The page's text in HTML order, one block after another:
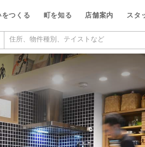
をつくる 町を知る 店舗案内 スタ
特集
平日の家探しで仲介手数料
新着物件お知らせメール
特集
ウィルの不動産買取
価格査定サービス
ポート お客さまの声（リフォーム）
ウィルの中古×リフォームの本
大阪府
池田市
箕面市
大阪府
箕面営業所
豊中営業所
デザイン・コンサルティン
ウィルスタジオのスタッフ
投資家情報
投資家情報 TOP
IRニュース